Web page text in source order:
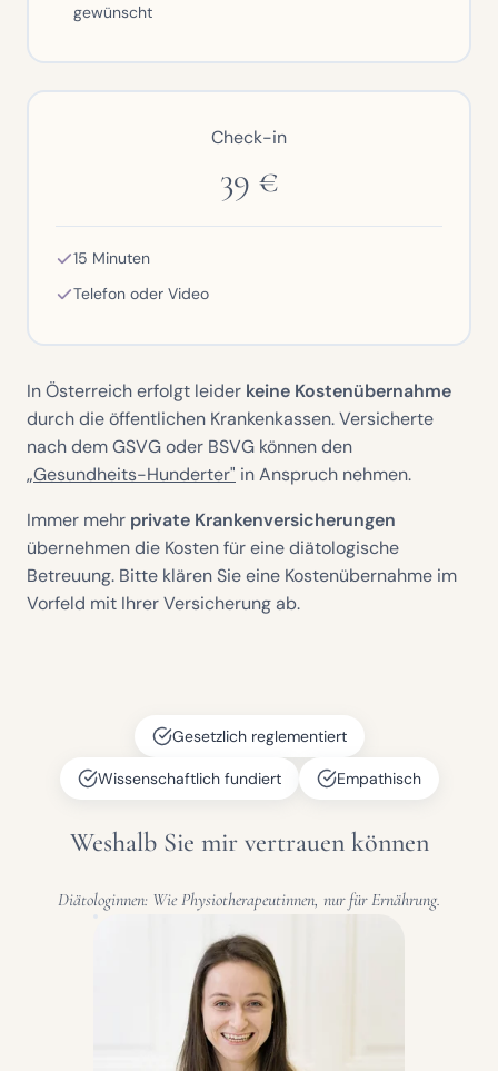
gewünscht
Check-in
39 €
15 Minuten
Telefon oder Video
In Österreich erfolgt leider keine Kostenübernahme
durch die öffentlichen Krankenkassen. Versicherte
nach dem GSVG oder BSVG können den
„Gesundheits-Hunderter" in Anspruch nehmen.
Immer mehr private Krankenversicherungen
übernehmen die Kosten für eine diätologische
Betreuung. Bitte klären Sie eine Kostenübernahme im
Vorfeld mit Ihrer Versicherung ab.
Gesetzlich reglementiert
Wissenschaftlich fundiert Empathisch
Weshalb Sie mir vertrauen können
Diätologinnen: Wie Physiotherapeutinnen, nur für Ernährung.